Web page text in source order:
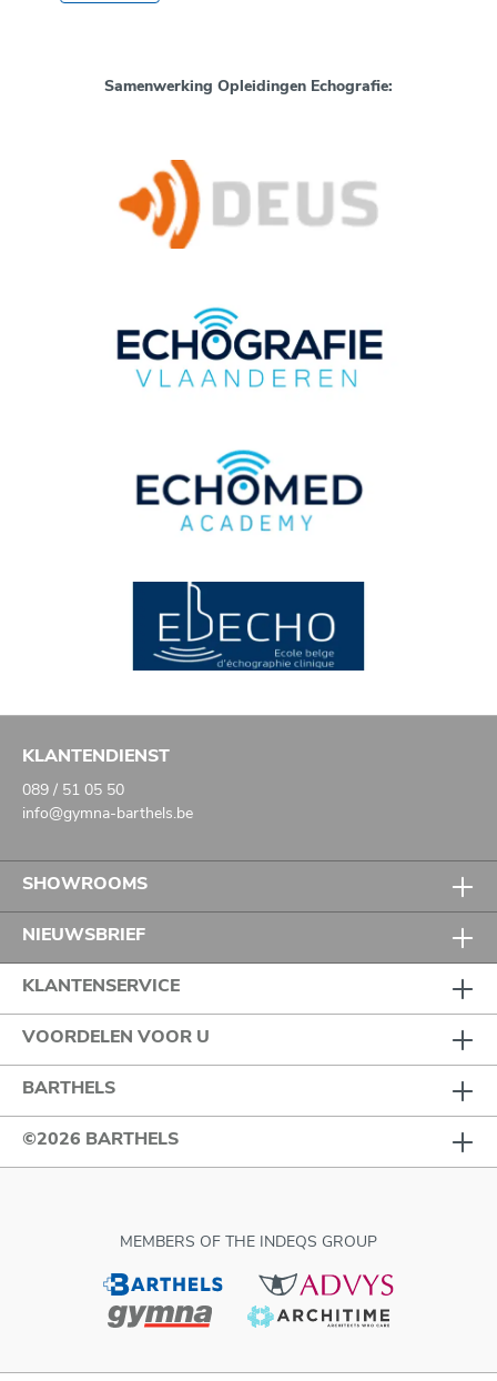
Samenwerking Opleidingen Echografie:
KLANTENDIENST
089 / 51 05 50
info@gymna-barthels.be
SHOWROOMS
NIEUWSBRIEF
KLANTENSERVICE
VOORDELEN VOOR U
BARTHELS
©2026 BARTHELS
MEMBERS OF THE INDEQS GROUP